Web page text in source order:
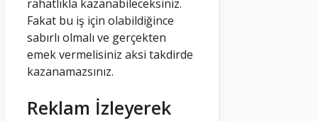
rahatlıkla kazanabileceksiniz.
Fakat bu iş için olabildiğince
sabırlı olmalı ve gerçekten
emek vermelisiniz aksi takdirde
kazanamazsınız.
Reklam İzleyerek